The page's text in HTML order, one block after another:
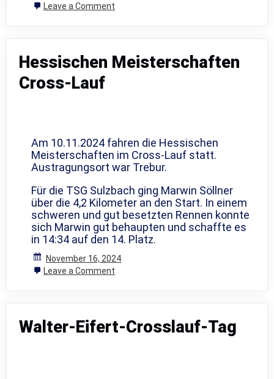
Leave a Comment
Hessischen Meisterschaften
Cross-Lauf
Am 10.11.2024 fahren die Hessischen
Meisterschaften im Cross-Lauf statt.
Austragungsort war Trebur.
Für die TSG Sulzbach ging Marwin Söllner
über die 4,2 Kilometer an den Start. In einem
schweren und gut besetzten Rennen konnte
sich Marwin gut behaupten und schaffte es
in 14:34 auf den 14. Platz.
November 16, 2024
Leave a Comment
Walter-Eifert-Crosslauf-Tag